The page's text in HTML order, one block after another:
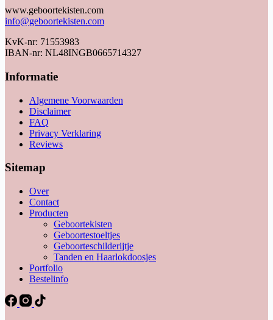
www.geboortekisten.com
info@geboortekisten.com
KvK-nr: 71553983
IBAN-nr: NL48INGB0665714327
Informatie
Algemene Voorwaarden
Disclaimer
FAQ
Privacy Verklaring
Reviews
Sitemap
Over
Contact
Producten
Geboortekisten
Geboortestoeltjes
Geboorteschilderijtje
Tanden en Haarlokdoosjes
Portfolio
Bestelinfo